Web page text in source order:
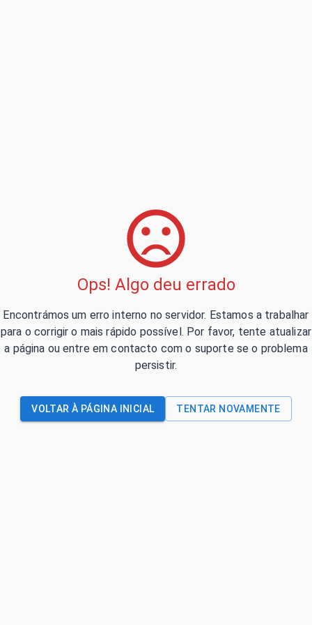
Ops! Algo deu errado
Encontrámos um erro interno no servidor. Estamos a trabalhar
para o corrigir o mais rápido possível. Por favor, tente atualizar
a página ou entre em contacto com o suporte se o problema
persistir.
VOLTAR À PÁGINA INICIAL TENTAR NOVAMENTE